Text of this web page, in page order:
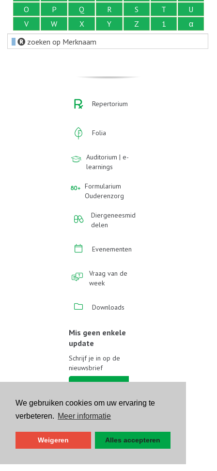
We gebruiken cookies om uw ervaring te
verbeteren. Meer informatie
Weigeren Alles accepteren
O
P Q R S T
U
V
W X Y Z 1
α
zoeken op Merknaam
Repertorium
Folia
Auditorium | e-
learnings
Formularium
Ouderenzorg
Diergeneesmid
delen
Evenementen
Vraag van de
week
Downloads
Mis geen enkele
update
Schrijf je in op de
nieuwsbrief
Volg ons op sociale media